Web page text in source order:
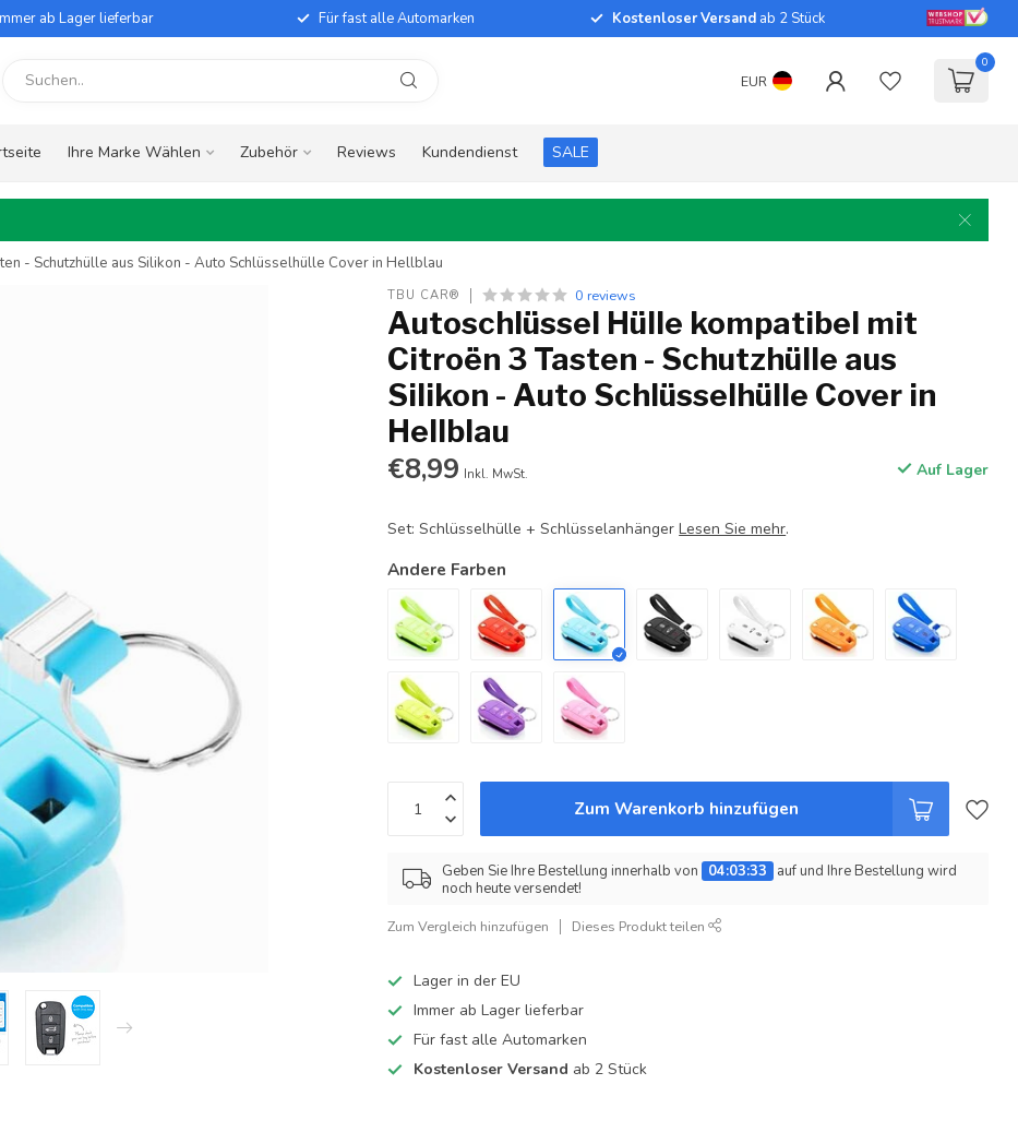
ab Lager lieferbar Für fast alle Automarken Kostenloser Versand ab 2 Stück
EUR
0
Ihre Marke Wählen Zubehör Reviews Kundendienst SALE
- Schutzhülle aus Silikon - Auto Schlüsselhülle Cover in Hellblau
TBU CAR® 0 reviews
Autoschlüssel Hülle kompatibel mit
Citroën 3 Tasten - Schutzhülle aus
Silikon - Auto Schlüsselhülle Cover in
Hellblau
€8,99 Inkl. MwSt. Auf Lager
Set: Schlüsselhülle + SchlüsselanhängerLesen Sie mehr.
Andere Farben
Zum Warenkorb hinzufügen
Geben Sie Ihre Bestellung innerhalb von 04:03:33
auf und Ihre Bestellung wird
noch heute versendet!
Zum Vergleich hinzufügen Dieses Produkt teilen
Lager in der EU
Immer ab Lager lieferbar
Für fast alle Automarken
Kostenloser Versand ab 2 Stück